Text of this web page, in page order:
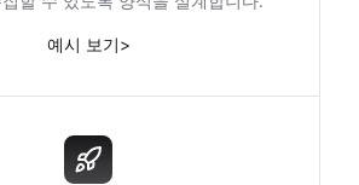
예시 보기>